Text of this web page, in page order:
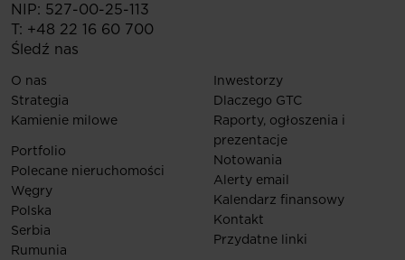
NIP: 527-00-25-113
T: +48 22 16 60 700
Śledź nas
O nas
Strategia
Kamienie milowe
Portfolio
Polecane nieruchomości
Węgry
Polska
Serbia
Rumunia
Inwestorzy
Dlaczego GTC
Raporty, ogłoszenia i
prezentacje
Notowania
Alerty email
Kalendarz finansowy
Kontakt
Przydatne linki